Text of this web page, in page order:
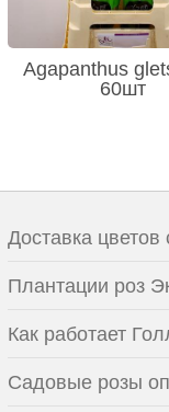
Agapanthus
60шт
Доставка цветов
Плантации роз
Как работает
Садовые розы